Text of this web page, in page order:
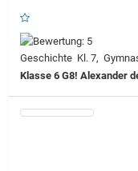
Geschichte Kl. 7,
Klasse 6 G8! Alexander